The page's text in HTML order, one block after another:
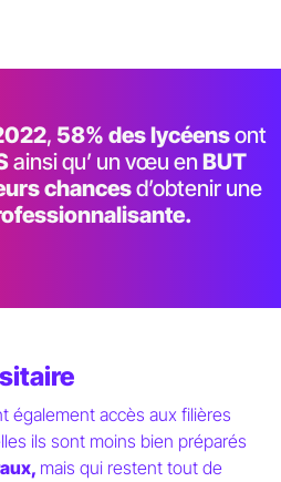
, 58% des lycéensont
ainsi qu’ un vœu enBUT
chancesd’obtenir une
également accès aux filières
ils sont moins bien préparés
mais qui restent tout de